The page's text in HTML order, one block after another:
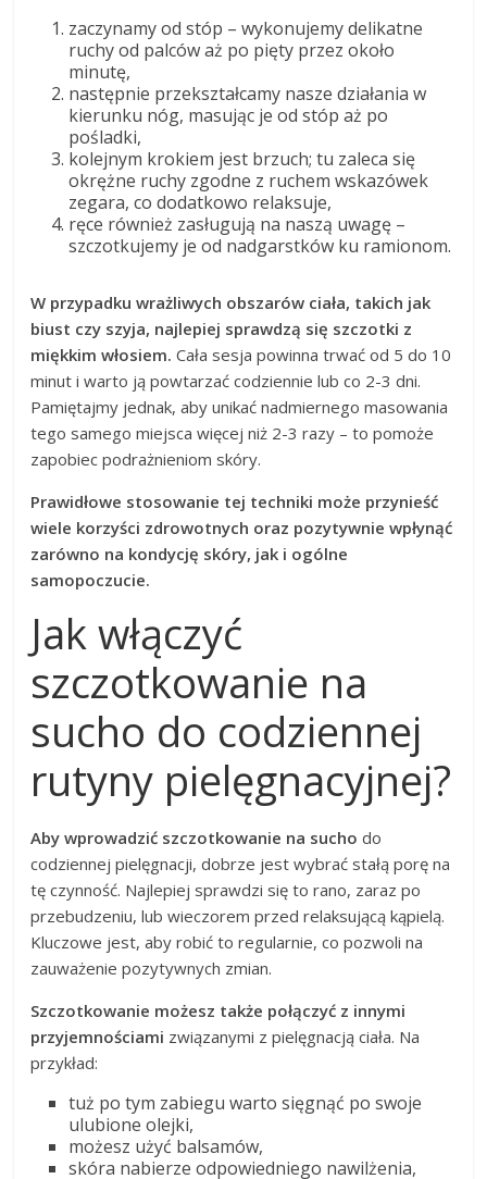
zaczynamy od stóp – wykonujemy delikatne
ruchy od palców aż po pięty przez około
minutę,
następnie przekształcamy nasze działania w
kierunku nóg, masując je od stóp aż po
pośladki,
kolejnym krokiem jest brzuch; tu zaleca się
okrężne ruchy zgodne z ruchem wskazówek
zegara, co dodatkowo relaksuje,
ręce również zasługują na naszą uwagę –
szczotkujemy je od nadgarstków ku ramionom.
W przypadku wrażliwych obszarów ciała, takich jak
biust czy szyja, najlepiej sprawdzą się szczotki z
miękkim włosiem. Cała sesja powinna trwać od 5 do 10
minut i warto ją powtarzać codziennie lub co 2-3 dni.
Pamiętajmy jednak, aby unikać nadmiernego masowania
tego samego miejsca więcej niż 2-3 razy – to pomoże
zapobiec podrażnieniom skóry.
Prawidłowe stosowanie tej techniki może przynieść
wiele korzyści zdrowotnych oraz pozytywnie wpłynąć
zarówno na kondycję skóry, jak i ogólne
samopoczucie.
Jak włączyć
szczotkowanie na
sucho do codziennej
rutyny pielęgnacyjnej?
Aby wprowadzić szczotkowanie na sucho do
codziennej pielęgnacji, dobrze jest wybrać stałą porę na
tę czynność. Najlepiej sprawdzi się to rano, zaraz po
przebudzeniu, lub wieczorem przed relaksującą kąpielą.
Kluczowe jest, aby robić to regularnie, co pozwoli na
zauważenie pozytywnych zmian.
Szczotkowanie możesz także połączyć z innymi
przyjemnościami związanymi z pielęgnacją ciała. Na
przykład:
tuż po tym zabiegu warto sięgnąć po swoje
ulubione olejki,
możesz użyć balsamów,
skóra nabierze odpowiedniego nawilżenia,